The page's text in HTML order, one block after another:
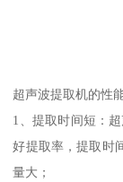
超声波提取机的性
1、提取时间短：
好提取率，提取时
量大；